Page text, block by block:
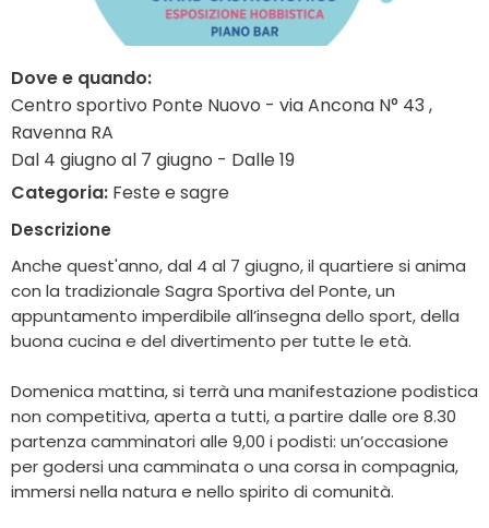
Dove e quando:
Centro sportivo Ponte Nuovo - via Ancona N° 43 ,
Ravenna RA
Dal 4 giugno al 7 giugno - Dalle 19
Categoria: Feste e sagre
Descrizione
Anche quest'anno, dal 4 al 7 giugno, il quartiere si anima
con la tradizionale Sagra Sportiva del Ponte, un
appuntamento imperdibile all’insegna dello sport, della
buona cucina e del divertimento per tutte le età.
Domenica mattina, si terrà una manifestazione podistica
non competitiva, aperta a tutti, a partire dalle ore 8.30
partenza camminatori alle 9,00 i podisti: un’occasione
per godersi una camminata o una corsa in compagnia,
immersi nella natura e nello spirito di comunità.